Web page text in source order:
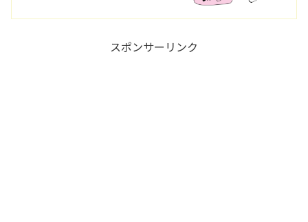
スポンサーリンク